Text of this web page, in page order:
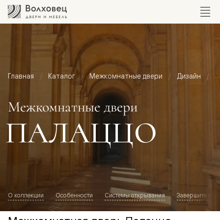
Главная Каталог Межкомнатные двери Дизайн
Межкомнатные двери
ПАЛАЦЦО
О коллекции Особенности Системы открывания Завершите